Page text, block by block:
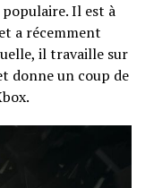
Il est à
a récemment
il travaille sur
donne un coup de